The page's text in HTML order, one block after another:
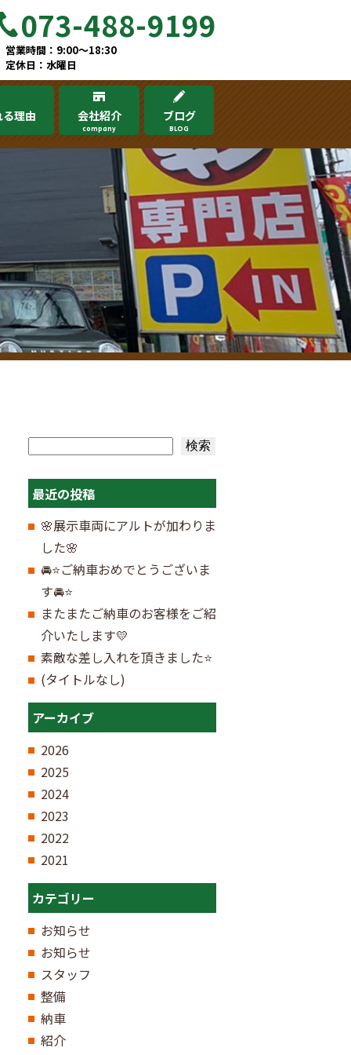
073-488-9199
営業時間：9:00～18:30
定休日：水曜日
理由 会社紹介
company
ブログ
BLOG
検索
最近の投稿
🌸展示車両にアルトが加わりま
した🌸
🚘⭐ご納車おめでとうございま
す🚘⭐
またまたご納車のお客様をご紹
介いたします💛
素敵な差し入れを頂きました⭐
(タイトルなし)
アーカイブ
2026
2025
2024
2023
2022
2021
カテゴリー
お知らせ
お知らせ
スタッフ
整備
納車
紹介